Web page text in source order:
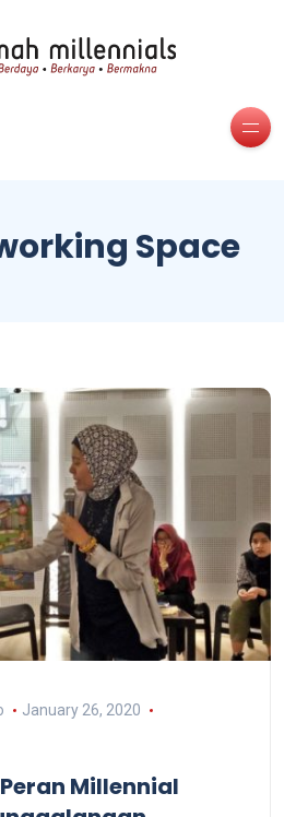
Space
January 26, 2020
Millennial